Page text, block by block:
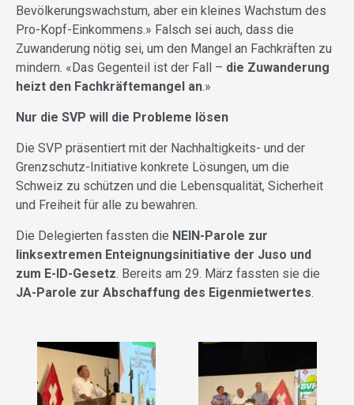
Bevölkerungswachstum, aber ein kleines Wachstum des
Pro-Kopf-Einkommens.» Falsch sei auch, dass die
Zuwanderung nötig sei, um den Mangel an Fachkräften zu
mindern. «Das Gegenteil ist der Fall – die Zuwanderung
heizt den Fachkräftemangel an.»
Nur die SVP will die Probleme lösen
Die SVP präsentiert mit der Nachhaltigkeits- und der
Grenzschutz-Initiative konkrete Lösungen, um die
Schweiz zu schützen und die Lebensqualität, Sicherheit
und Freiheit für alle zu bewahren.
Die Delegierten fassten die NEIN-Parole zur
linksextremen Enteignungsinitiative der Juso und
zum E-ID-Gesetz. Bereits am 29. März fassten sie die
JA-Parole zur Abschaffung des Eigenmietwertes.